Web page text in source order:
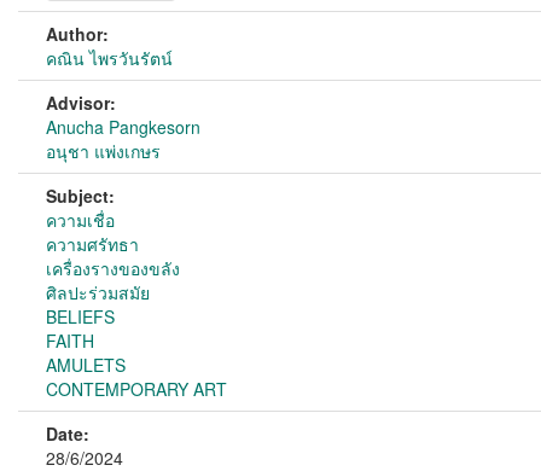
Author:
คณิน ไพรวันรัตน์
Advisor:
Anucha Pangkesorn
อนุชา แพ่งเกษร
Subject:
ความเชื่อ
ความศรัทธา
เครื่องรางของขลัง
ศิลปะร่วมสมัย
BELIEFS
FAITH
AMULETS
CONTEMPORARY ART
Date:
28/6/2024